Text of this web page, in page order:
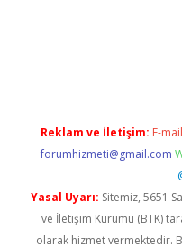
Reklam ve İletişim: E-
forumhizmeti@gmail.com
Yasal Uyarı: Sitemiz, 5651
ve İletişim Kurumu (BTK)
olarak hizmet vermektedir.